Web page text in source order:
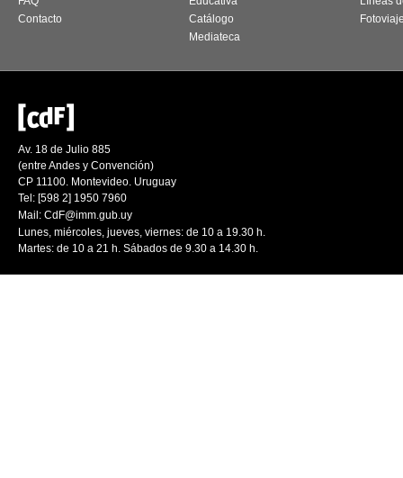
Contacto
Catálogo
Mediateca
Av. 18 de Julio 885
(entre Andes y Convención)
CP 11100. Montevideo. Uruguay
Tel: [598 2] 1950 7960
Mail: CdF@imm.gub.uy
Lunes, miércoles, jueves, viernes: de 10 a 19.30 h.
Martes: de 10 a 21 h. Sábados de 9.30 a 14.30 h.